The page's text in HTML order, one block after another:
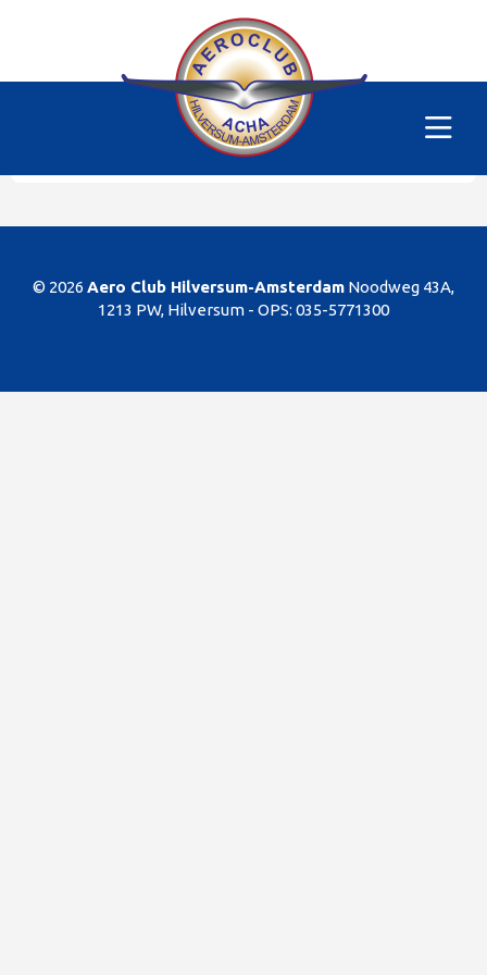
PH-SKM
Dit gedeelte van de website is alleen voor de
leden/begunstigers van onze club. Sorry. U kunt
natuurlijk altijd lid worden!
© 2026 Aero Club Hilversum-Amsterdam Noodweg 43A,
1213 PW, Hilversum - OPS: 035-5771300